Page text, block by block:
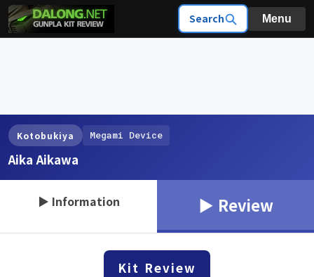
Search Menu
Kotobukiya Megami Device
Aika Aikawa
▶ Information ▶ Review
Kit Review